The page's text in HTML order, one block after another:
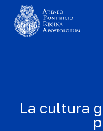
La cultura